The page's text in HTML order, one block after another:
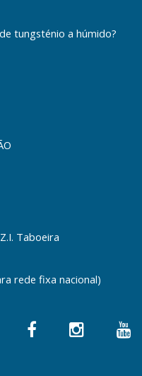
tungsténio a húmido?
Taboeira
rede fixa nacional)